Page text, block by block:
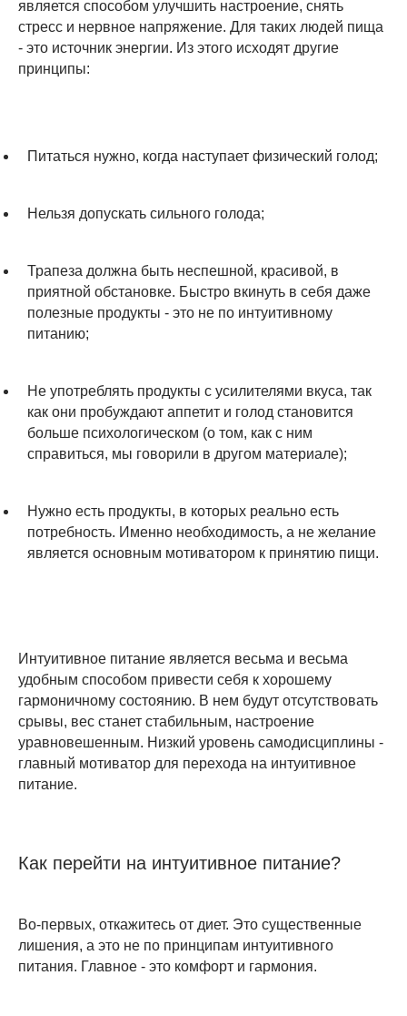
является способом улучшить настроение, снять
стресс и нервное напряжение. Для таких людей пища
- это источник энергии. Из этого исходят другие
принципы:
Питаться нужно, когда наступает физический голод;
Нельзя допускать сильного голода;
Трапеза должна быть неспешной, красивой, в
приятной обстановке. Быстро вкинуть в себя даже
полезные продукты - это не по интуитивному
питанию;
Не употреблять продукты с усилителями вкуса, так
как они пробуждают аппетит и голод становится
больше психологическом (о том, как с ним
справиться, мы говорили в другом материале);
Нужно есть продукты, в которых реально есть
потребность. Именно необходимость, а не желание
является основным мотиватором к принятию пищи.
Интуитивное питание является весьма и весьма
удобным способом привести себя к хорошему
гармоничному состоянию. В нем будут отсутствовать
срывы, вес станет стабильным, настроение
уравновешенным. Низкий уровень самодисциплины -
главный мотиватор для перехода на интуитивное
питание.
Как перейти на интуитивное питание?
Во-первых, откажитесь от диет. Это существенные
лишения, а это не по принципам интуитивного
питания. Главное - это комфорт и гармония.